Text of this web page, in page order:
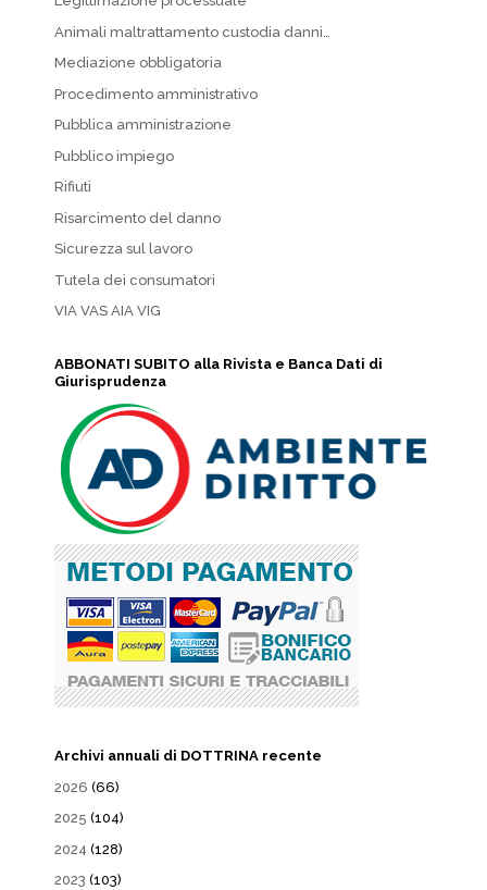
Animali maltrattamento custodia danni…
Mediazione obbligatoria
Procedimento amministrativo
Pubblica amministrazione
Pubblico impiego
Rifiuti
Risarcimento del danno
Sicurezza sul lavoro
Tutela dei consumatori
VIA VAS AIA VIG
ABBONATI SUBITO alla Rivista e Banca Dati di
Giurisprudenza
Archivi annuali di DOTTRINA recente
2026 (66)
2025 (104)
2024 (128)
2023 (103)